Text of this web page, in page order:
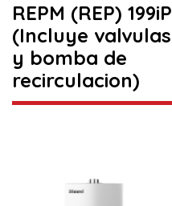
REPM (REP) 199iP
(Incluye valvulas
y bomba de
recirculacion)